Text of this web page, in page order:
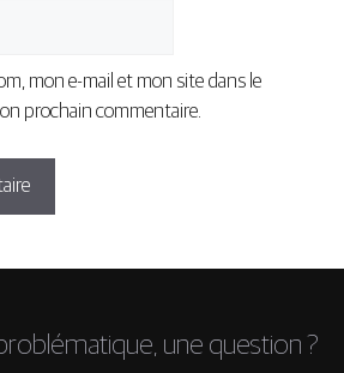
mon e-mail et mon site dans le
prochain commentaire.
une question ?